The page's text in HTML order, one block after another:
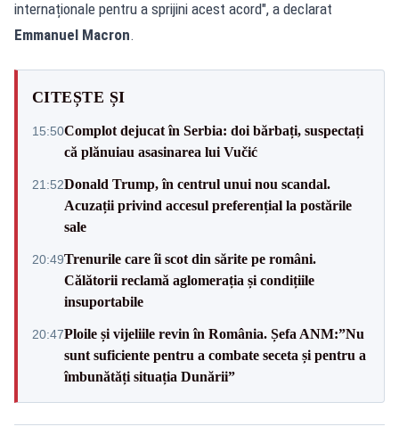
internaționale pentru a sprijini acest acord", a declarat
Emmanuel Macron.
CITEȘTE ȘI
15:50Complot dejucat în Serbia: doi bărbați, suspectați
că plănuiau asasinarea lui Vučić
21:52Donald Trump, în centrul unui nou scandal.
Acuzații privind accesul preferențial la postările
sale
20:49Trenurile care îi scot din sărite pe români.
Călătorii reclamă aglomerația și condițiile
insuportabile
20:47Ploile și vijeliile revin în România. Șefa ANM:”Nu
sunt suficiente pentru a combate seceta și pentru a
îmbunătăți situația Dunării”